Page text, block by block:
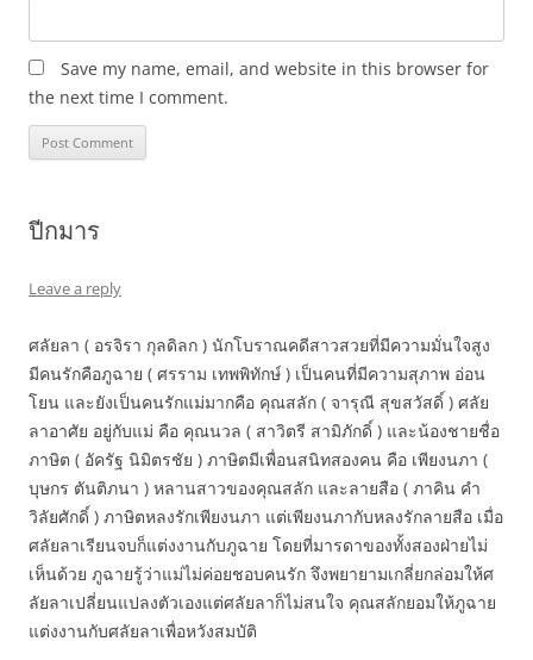
Save my name, email, and website in this browser for
the next time I comment.
ปีกมาร
Leave a reply
ศลัยลา ( อรจิรา กุลดิลก ) นักโบราณคดีสาวสวยที่มีความมั่นใจสูง
มีคนรักคือภูฉาย ( ศรราม เทพพิทักษ์ ) เป็นคนที่มีความสุภาพ อ่อน
โยน และยังเป็นคนรักแม่มากคือ คุณสลัก ( จารุณี สุขสวัสดิ์ ) ศลัย
ลาอาศัย อยู่กับแม่ คือ คุณนวล ( สาวิตรี สามิภักดิ์ ) และน้องชายชื่อ
ภาษิต ( อัครัฐ นิมิตรชัย ) ภาษิตมีเพื่อนสนิทสองคน คือ เพียงนภา (
บุษกร ตันติภนา ) หลานสาวของคุณสลัก และลายสือ ( ภาคิน คำ
วิลัยศักดิ์ ) ภาษิตหลงรักเพียงนภา แต่เพียงนภากับหลงรักลายสือ เมื่อ
ศลัยลาเรียนจบก็แต่งงานกับภูฉาย โดยที่มารดาของทั้งสองฝ่ายไม่
เห็นด้วย ภูฉายรู้ว่าแม่ไม่ค่อยชอบคนรัก จึงพยายามเกลี่ยกล่อมให้ศ
ลัยลาเปลี่ยนแปลงตัวเองแต่ศลัยลาก็ไม่สนใจ คุณสลักยอมให้ภูฉาย
แต่งงานกับศลัยลาเพื่อหวังสมบัติ